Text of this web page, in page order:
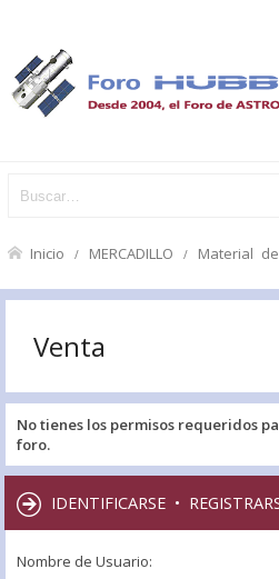
Inicio MERCADILLO Material
Venta
No tienes los permisos requeridos
foro.
IDENTIFICARSE •
Nombre de Usuario: